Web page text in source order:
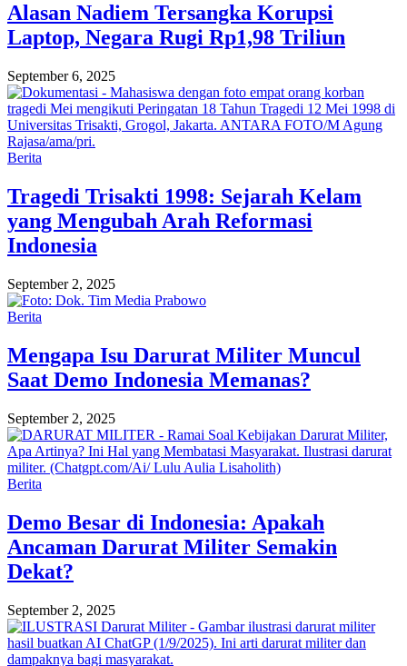
Alasan Nadiem Tersangka Korupsi
Laptop, Negara Rugi Rp1,98 Triliun
September 6, 2025
Berita
Tragedi Trisakti 1998: Sejarah Kelam
yang Mengubah Arah Reformasi
Indonesia
September 2, 2025
Berita
Mengapa Isu Darurat Militer Muncul
Saat Demo Indonesia Memanas?
September 2, 2025
Berita
Demo Besar di Indonesia: Apakah
Ancaman Darurat Militer Semakin
Dekat?
September 2, 2025